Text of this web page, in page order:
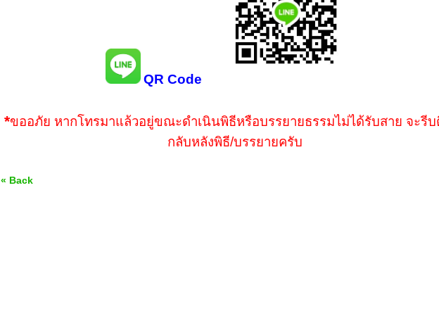
QR Code
*ขออภัย หากโทรมาแล้วอยู่ขณะดำเนินพิธีหรือบรรยายธรรมไม่ได้รับสาย จะรี
กลับหลังพิธี/บรรยายครับ
« Back